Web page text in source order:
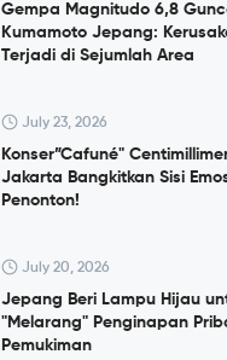
Gempa Magnitudo 6,8
Kumamoto Jepang:
Terjadi di Sejumlah Area
July 23, 2026
Konser”Cafuné"
Jakarta Bangkitkan Sisi
Penonton!
July 20, 2026
Jepang Beri Lampu Hijau
"Melarang" Penginapan
Pemukiman